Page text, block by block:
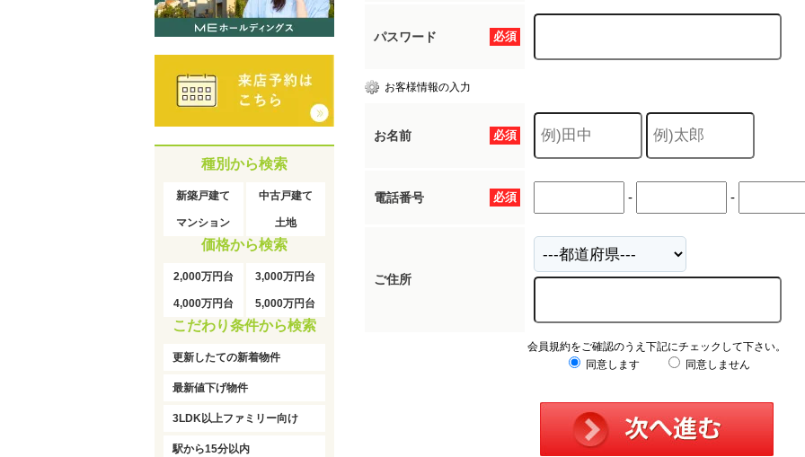
必須
パスワード
お客様情報の入力
必須
お名前
必須
電話番号 - -
ご住所
会員規約をご確認のうえ下記にチェックして下さい。
同意します
同意しません
種別から検索
新築戸建て 中古戸建て
マンション 土地
価格から検索
2,000万円台 3,000万円台
4,000万円台 5,000万円台
こだわり条件から検索
更新したての新着物件
最新値下げ物件
3LDK以上ファミリー向け
駅から15分以内